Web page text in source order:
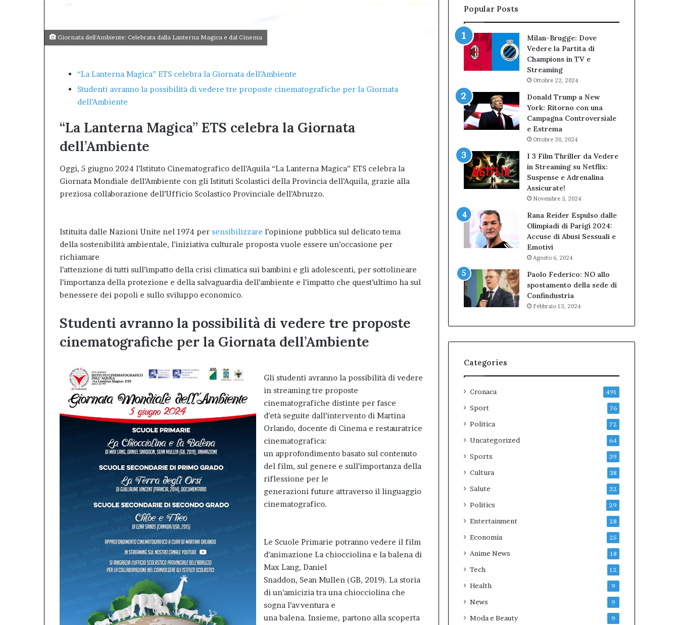
Giornata dell'Ambiente: Celebrata dalla Lanterna Magica e dal Cinema
“La Lanterna Magica” ETS celebra la Giornata dell’Ambiente
Studenti avranno la possibilità di vedere tre proposte cinematografiche per la Giornata
dell’Ambiente
“La Lanterna Magica” ETS celebra la Giornata
dell’Ambiente
Oggi, 5 giugno 2024 l’Istituto Cinematografico dell’Aquila “La Lanterna Magica” ETS celebra la
Giornata Mondiale dell’Ambiente con gli Istituti Scolastici della Provincia dell’Aquila, grazie alla
preziosa collaborazione dell’Ufficio Scolastico Provinciale dell’Abruzzo.
Istituita dalle Nazioni Unite nel 1974 per sensibilizzare l’opinione pubblica sul delicato tema
della sostenibilità ambientale, l’iniziativa culturale proposta vuole essere un’occasione per
richiamare
l’attenzione di tutti sull’impatto della crisi climatica sui bambini e gli adolescenti, per sottolineare
l’importanza della protezione e della salvaguardia dell’ambiente e l’impatto che quest’ultimo ha sul
benessere dei popoli e sullo sviluppo economico.
Studenti avranno la possibilità di vedere tre proposte
cinematografiche per la Giornata dell’Ambiente
Gli studenti avranno la possibilità di vedere
in streaming tre proposte
cinematografiche distinte per fasce
d’età seguite dall’intervento di Martina
Orlando, docente di Cinema e restauratrice
cinematografica:
un approfondimento basato sul contenuto
del film, sul genere e sull’importanza della
riflessione per le
generazioni future attraverso il linguaggio
cinematografico.
Le Scuole Primarie potranno vedere il film
d’animazione La chiocciolina e la balena di
Max Lang, Daniel
Snaddon, Sean Mullen (GB, 2019). La storia
di un’amicizia tra una chiocciolina che
sogna l’avventura e
una balena. Insieme, partono alla scoperta
dell’Afm
come
della
Popular Posts
Milan-Brugge: Dove
Vedere la Partita di
Champions in TV e
Streaming
Ottobre 22, 2024
Donald Trump a New
York: Ritorno con una
Campagna Controversiale
e Estrema
Ottobre 30, 2024
I 3 Film Thriller da Vedere
in Streaming su Netflix:
Suspense e Adrenalina
Assicurate!
Novembre 5, 2024
Rana Reider Espulso dalle
Olimpiadi di Parigi 2024:
Accuse di Abusi Sessuali e
Emotivi
Agosto 6, 2024
Paolo Federico: NO allo
spostamento della sede di
Confindustria
Febbraio 13, 2024
Categories
Cronaca 491
Sport 76
Politica 72
Uncategorized 64
Sports 39
Cultura 38
Salute 32
Politics 29
Entertainment 28
Economia 25
Anime News 18
Tech 12
Health 9
News 9
Moda e Beauty 9